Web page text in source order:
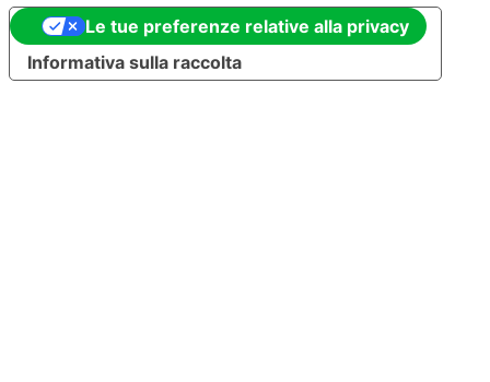
Informativa sulla raccolta
Le tue preferenze relative alla privacy